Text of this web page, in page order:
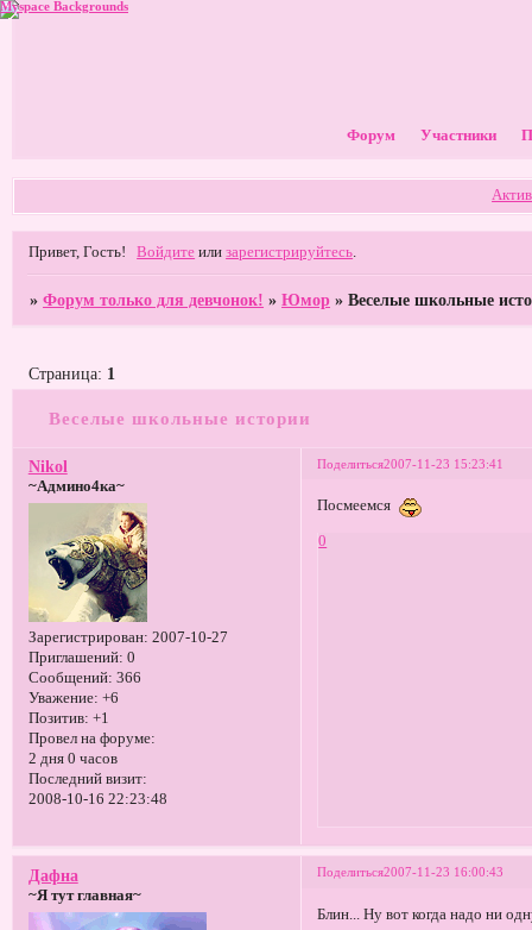
Myspace Backgrounds
Форум Участники
Привет, Гость! Войдите илизарегистрируйтесь
»Форум только для девчонок! »Юмор »Веселые школьные
Веселые школьные истории
Страница: 1
Поделиться2007-11-23 15:23:41
Nikol
~Админо4ка~
Зарегистрирован: 2007-10-27
Приглашений: 0
Сообщений: 366
Уважение: +6
Позитив: +1
Провел на форуме:
2 дня 0 часов
Последний визит:
2008-10-16 22:23:48
Посмеемся
0
Поделиться2007-11-23 16:00:43
Дафна
~Я тут главная~
Блин... Ну вот когда надо ни